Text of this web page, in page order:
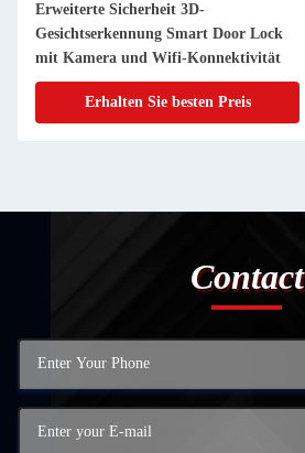
Erweiterte Sicherheit 3D-
Gesichtserkennung Smart Door Lock
mit Kamera und Wifi-Konnektivität
Erhalten Sie besten Preis
Contact